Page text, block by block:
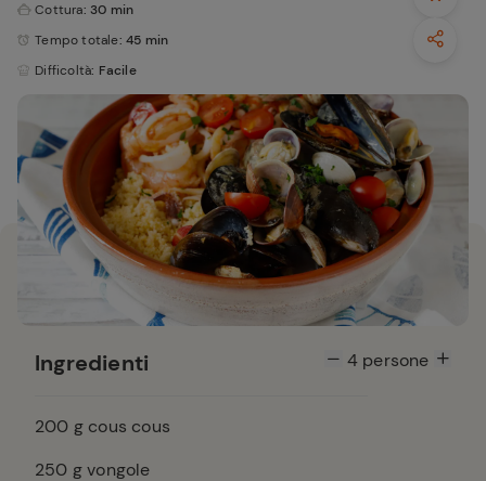
Cottura: 30 min
Tempo totale: 45 min
Difficoltà: Facile
Ingredienti 4persone
200 g cous cous
250 g vongole